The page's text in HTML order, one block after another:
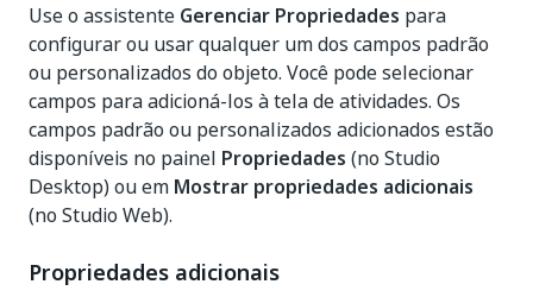
Use o assistente Gerenciar Propriedades para
configurar ou usar qualquer um dos campos padrão
ou personalizados do objeto. Você pode selecionar
campos para adicioná-los à tela de atividades. Os
campos padrão ou personalizados adicionados estão
disponíveis no painel Propriedades (no Studio
Desktop) ou em Mostrar propriedades adicionais
(no Studio Web).
Propriedades adicionais